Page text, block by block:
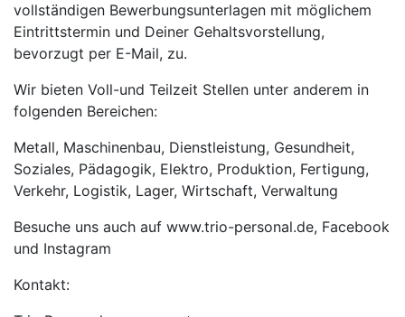
vollständigen Bewerbungsunterlagen mit möglichem
Eintrittstermin und Deiner Gehaltsvorstellung,
bevorzugt per E-Mail, zu.
Wir bieten Voll-und Teilzeit Stellen unter anderem in
folgenden Bereichen:
Metall, Maschinenbau, Dienstleistung, Gesundheit,
Soziales, Pädagogik, Elektro, Produktion, Fertigung,
Verkehr, Logistik, Lager, Wirtschaft, Verwaltung
Besuche uns auch auf www.trio-personal.de, Facebook
und Instagram
Kontakt: